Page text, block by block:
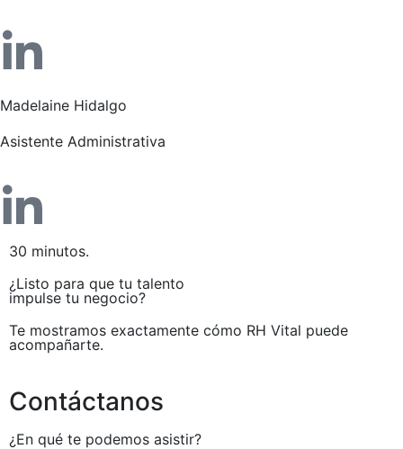
Madelaine Hidalgo
Asistente Administrativa
30 minutos.
¿Listo para que tu talento
impulse tu negocio?
Te mostramos exactamente cómo RH Vital puede
acompañarte.
Contáctanos
¿En qué te podemos asistir?